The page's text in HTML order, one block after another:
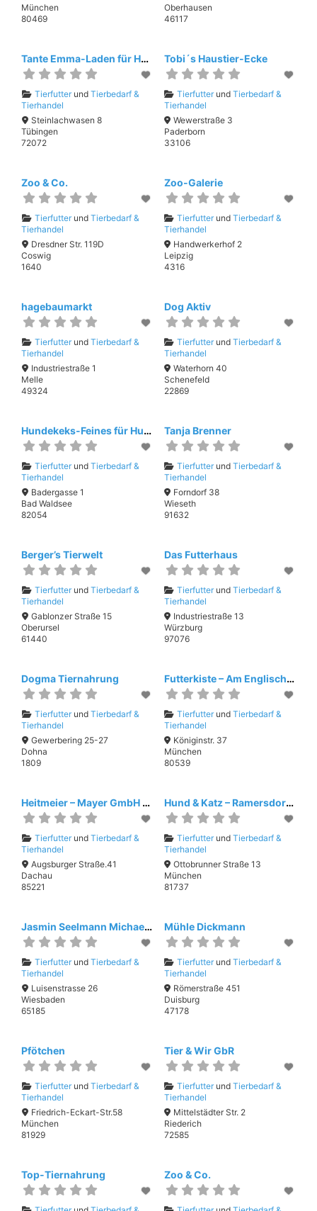
München
80469
Oberhausen
46117
Tante Emma-Laden für Hund, Katz & Co.
Tierfutterund Tierbedarf &
Tierhandel
Steinlachwasen 8
Tübingen
72072
Tobi´s Haustier-Ecke
Tierfutter undTierbedarf &
Tierhandel
Wewerstraße 3
Paderborn
33106
Zoo & Co.
Tierfutterund Tierbedarf &
Tierhandel
Dresdner Str. 119D
Coswig
1640
Zoo-Galerie
Tierfutter undTierbedarf &
Tierhandel
Handwerkerhof 2
Leipzig
4316
hagebaumarkt
Tierfutterund Tierbedarf &
Tierhandel
Industriestraße 1
Melle
49324
Dog Aktiv
Tierfutter undTierbedarf &
Tierhandel
Waterhorn 40
Schenefeld
22869
Hundekeks-Feines für Hund,Hundekeks-Feines für Hund, Katze u. Pferd“
Tierfutterund Tierbedarf &
Tierhandel
Badergasse 1
Bad Waldsee
82054
Tanja Brenner
Tierfutter undTierbedarf &
Tierhandel
Forndorf 38
Wieseth
91632
Berger’s Tierwelt
Tierfutterund Tierbedarf &
Tierhandel
Gablonzer Straße 15
Oberursel
61440
Das Futterhaus
Tierfutter undTierbedarf &
Tierhandel
Industriestraße 13
Würzburg
97076
Dogma Tiernahrung
Tierfutterund Tierbedarf &
Tierhandel
Gewerbering 25-27
Dohna
1809
Futterkiste – Am Englischen Garten
Tierfutter undTierbedarf &
Tierhandel
Königinstr. 37
München
80539
Heitmeier – Mayer GmbH & Co. KG
Tierfutterund Tierbedarf &
Tierhandel
Augsburger Straße.41
Dachau
85221
Hund & Katz – Ramersdorfer Tierbedarf
Tierfutter undTierbedarf &
Tierhandel
Ottobrunner Straße 13
München
81737
Jasmin Seelmann Michael Barwig
Tierfutterund Tierbedarf &
Tierhandel
Luisenstrasse 26
Wiesbaden
65185
Mühle Dickmann
Tierfutter undTierbedarf &
Tierhandel
Römerstraße 451
Duisburg
47178
Pfötchen
Tierfutterund Tierbedarf &
Tierhandel
Friedrich-Eckart-Str.58
München
81929
Tier & Wir GbR
Tierfutter undTierbedarf &
Tierhandel
Mittelstädter Str. 2
Riederich
72585
Top-Tiernahrung Zoo & Co.